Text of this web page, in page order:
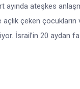
ateşkes
açlık çeken
İsrail’in 20 aydan